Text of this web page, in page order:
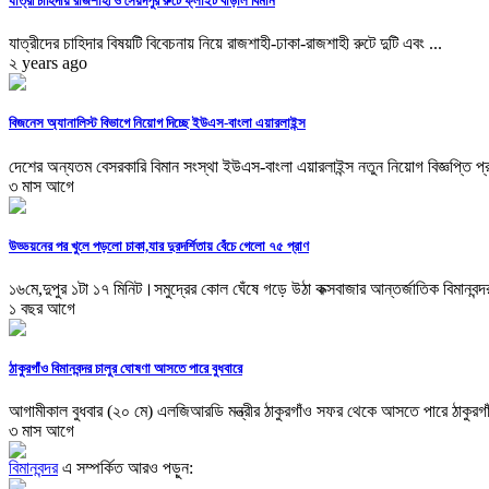
যাত্রীদের চাহিদার বিষয়টি বিবেচনায় নিয়ে রাজশাহী-ঢাকা-রাজশাহী রুটে দুটি এবং ...
২ years ago
বিজনেস অ্যানালিস্ট বিভাগে নিয়োগ দিচ্ছে ইউএস-বাংলা এয়ারলাইন্স
দেশের অন্যতম বেসরকারি বিমান সংস্থা ইউএস-বাংলা এয়ারলাইন্স নতুন নিয়োগ বিজ্ঞপ্তি
৩ মাস আগে
উড্ডয়নের পর খুলে পড়লো চাকা,যার দুরদর্শিতায় বেঁচে গেলো ৭৫ প্রাণ
১৬মে,দুপুর ১টা ১৭ মিনিট।সমুদ্রের কোল ঘেঁষে গড়ে উঠা কক্সবাজার আন্তর্জাতিক
১ বছর আগে
ঠাকুরগাঁও বিমানবন্দর চালুর ঘোষণা আসতে পারে বুধবারে
আগামীকাল বুধবার (২০ মে) এলজিআরডি মন্ত্রীর ঠাকুরগাঁও সফর থেকে আসতে পারে
৩ মাস আগে
বিমানবন্দরএ সম্পর্কিত আরও পড়ুন: